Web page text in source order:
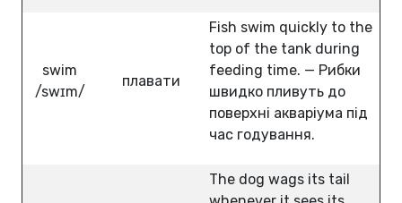
swim
/swɪm/
плавати
Fish swim quickly to the
top of the tank during
feeding time. — Рибки
швидко пливуть до
поверхні акваріума під
час годування.
The dog wags its tail